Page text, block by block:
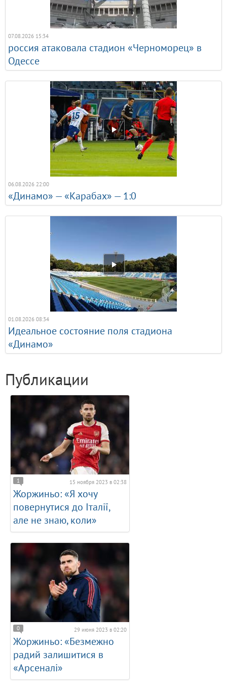
07.08.2026 15:34
россия атаковала стадион «Черноморец» в
Одессе
06.08.2026 22:00
«Динамо» — «Карабах» — 1:0
01.08.2026 08:34
Идеальное состояние поля стадиона
«Динамо»
Публикации
1 15 ноября 2023 в 02:38
Жоржиньо: «Я хочу
повернутися до Італії,
але не знаю, коли»
0 29 июня 2023 в 02:20
Жоржиньо: «Безмежно
радий залишитися в
«Арсеналі»